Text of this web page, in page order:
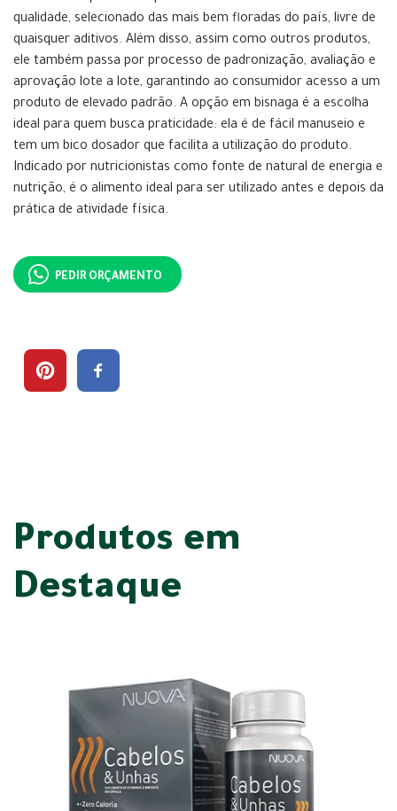
qualidade, selecionado das mais bem floradas do país, livre de
quaisquer aditivos. Além disso, assim como outros produtos,
ele também passa por processo de padronização, avaliação e
aprovação lote a lote, garantindo ao consumidor acesso a um
produto de elevado padrão. A opção em bisnaga é a escolha
ideal para quem busca praticidade: ela é de fácil manuseio e
tem um bico dosador que facilita a utilização do produto.
Indicado por nutricionistas como fonte de natural de energia e
nutrição, é o alimento ideal para ser utilizado antes e depois da
prática de atividade física.
PEDIR ORÇAMENTO
Produtos em
Destaque